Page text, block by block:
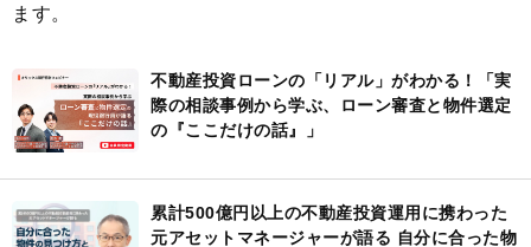
ます。
不動産投資ローンの「リアル」がわかる！「実
際の相談事例から学ぶ、ローン審査と物件選定
の『ここだけの話』」
累計500億円以上の不動産投資運用に携わった
元アセットマネージャーが語る 自分に合った物